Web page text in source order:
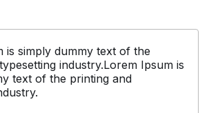
is simply dummy text of the
industry.Lorem Ipsum is
text of the printing and